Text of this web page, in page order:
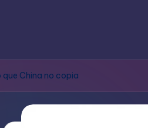
China no copia